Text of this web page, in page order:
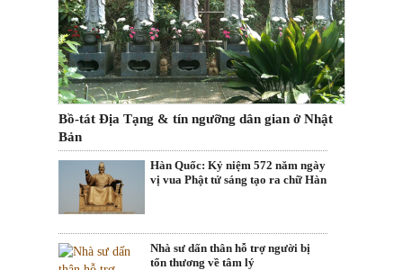
Bồ-tát Địa Tạng & tín ngưỡng dân gian ở Nhật
Bản
Hàn Quốc: Kỷ niệm 572 năm ngày
vị vua Phật tử sáng tạo ra chữ Hàn
Nhà sư dấn thân hỗ trợ người bị
tổn thương về tâm lý